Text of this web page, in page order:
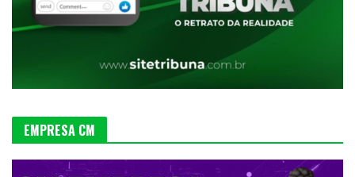
EMPRESA CM